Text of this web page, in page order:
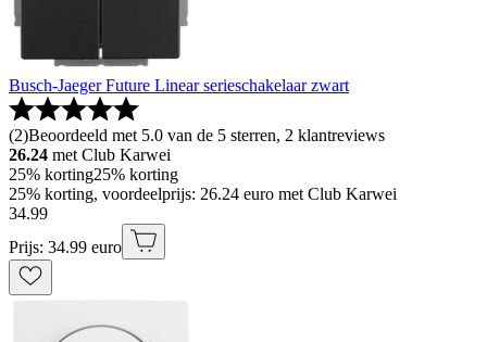
Busch-Jaeger Future Linear serieschakelaar zwart
(2)Beoordeeld met 5.0 van de 5 sterren, 2 klantreviews
26.24 met Club Karwei
25% korting25% korting
25% korting, voordeelprijs: 26.24 euro met Club Karwei
34.99
Prijs: 34.99 euro